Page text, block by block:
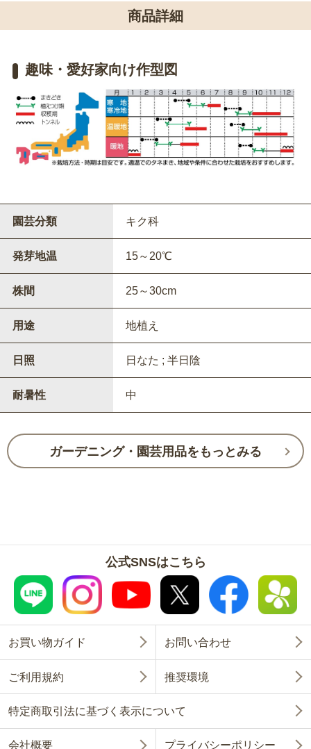
商品詳細
趣味・愛好家向け作型図
園芸分類 キク科
発芽地温 15～20℃
株間 25～30cm
用途 地植え
日照 日なた ; 半日陰
耐暑性 中
ガーデニング・園芸用品をもっとみる
公式SNSはこちら
お買い物ガイド お問い合わせ
ご利用規約 推奨環境
特定商取引法に基づく表示について
会社概要 プライバシーポリシー